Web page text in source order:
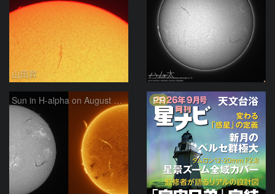
山田昇 ハム太
Sun in H-alpha on August 7, 2026 PR